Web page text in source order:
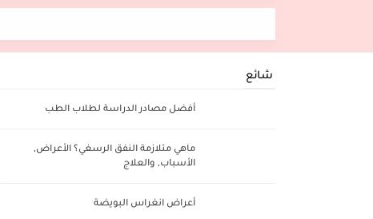
شائع
أفضل مصادر الدراسة لطلاب الطب
ماهي متلازمة النفق الرسغي؟ الأعراض,
الأسباب, والعلاج
أعراض انغراس البويضة